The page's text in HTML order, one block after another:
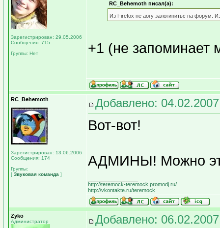
Зарегистрирован: 29.05.2006
Сообщения: 715
Группы: Нет
RC_Behemoth писал(а):
Из Firefox не аогу залогинитьс на форум.
+1 (не запоминает
RC_Behemoth
Зарегистрирован: 13.06.2006
Сообщения: 174
Группы:
[ Звуковая команда ]
Добавлено:
Вот-вот!
АДМИНЫ! Можно
http://teremock-teremock.promodj.ru/
http://vkontakte.ru/teremock
Zyko
Администратор Добавлено: